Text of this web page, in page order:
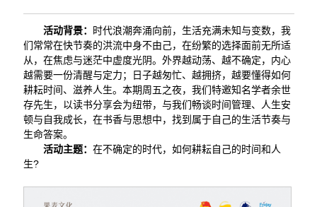
活动背景：
时代浪潮奔涌向前，生活充满未知与变数，我
们常常在快节奏的洪流中身不由己，在纷繁的选择面前无所适
从，在焦虑与迷茫中虚度光阴。外界越动荡、越不确定，内心
越需要一份清醒与定力；日子越匆忙、越拥挤，越要懂得如何
耕耘时间、滋养人生。本期周五之夜，我们特邀知名学者余世
存先生，以读书分享会为纽带，与我们畅谈时间管理、人生安
顿与自我成长，在书香与思想中，找到属于自己的生活节奏与
生命答案。
活动主题： 在不确定的时代，如何耕耘自己的时间和人
生?